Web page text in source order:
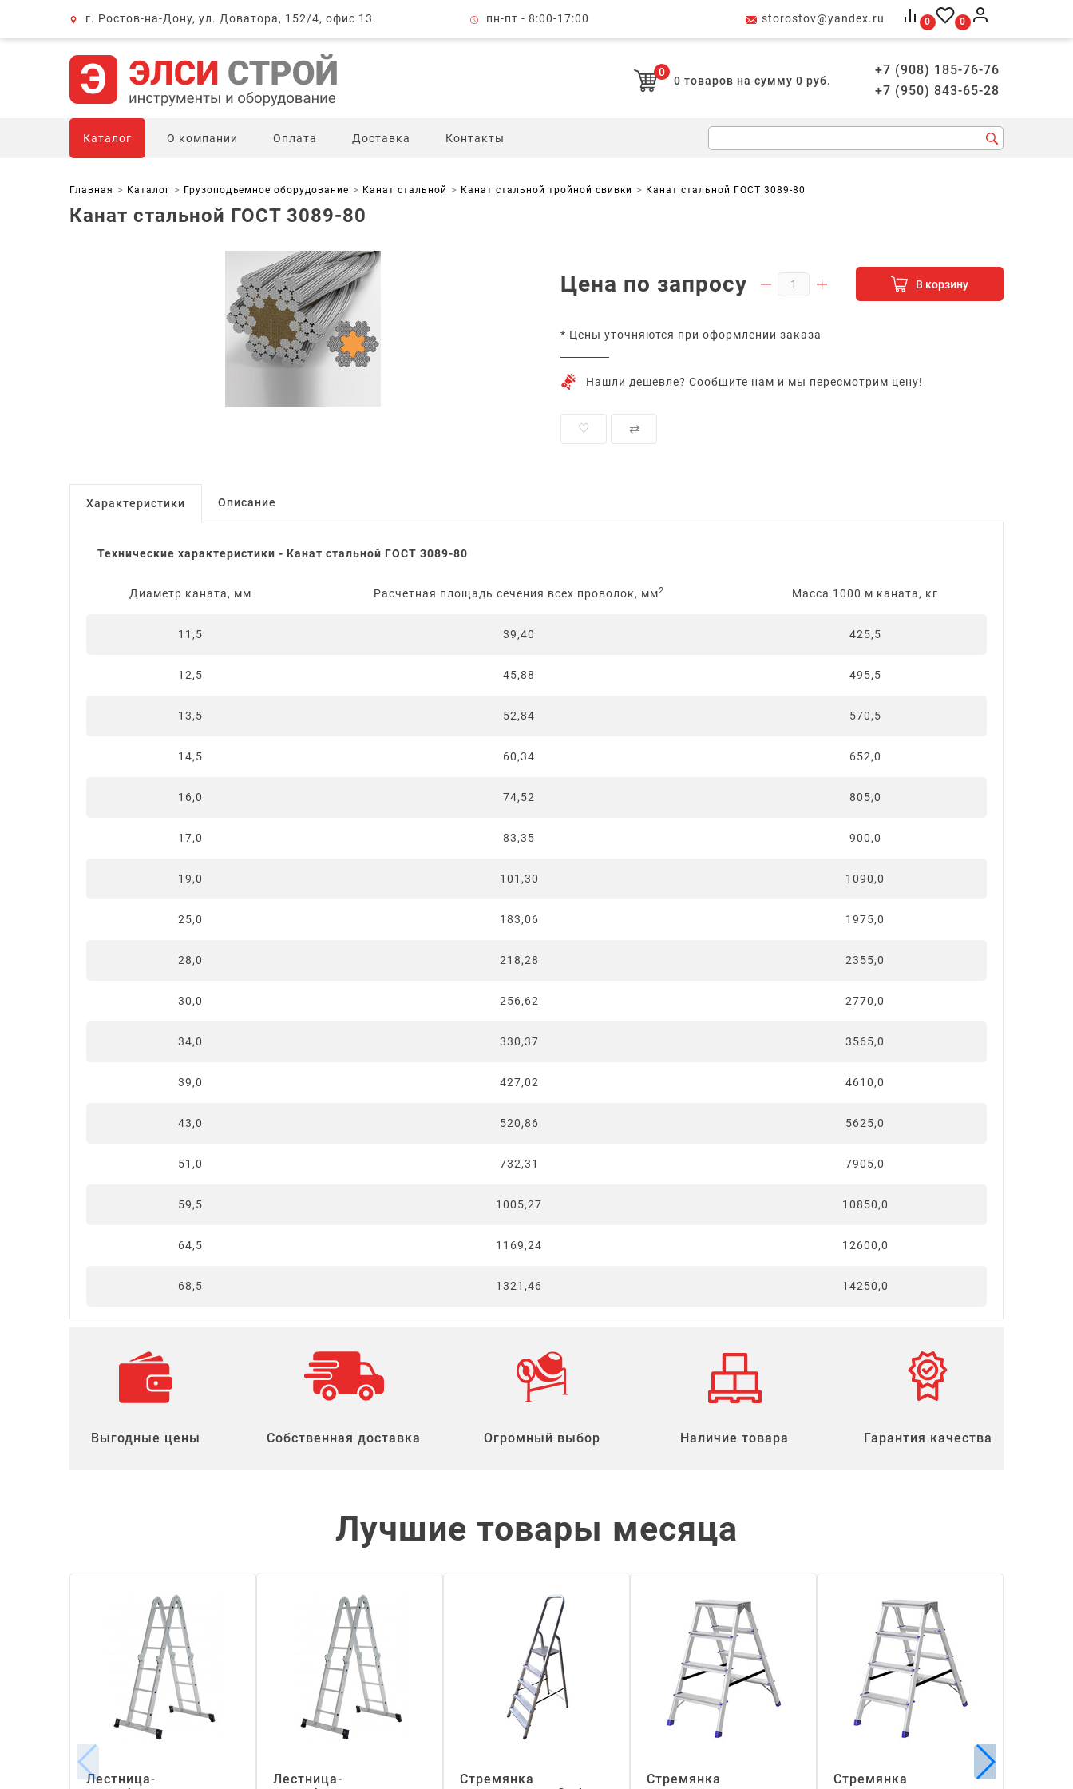
г. Ростов-на-Дону, ул. Доватора, 152/4, офис 13. пн-пт - 8:00-17:00 storostov@yandex.ru 0 0
0
0 товаров на сумму 0 руб.
+7 (908) 185-76-76
+7 (950) 843-65-28
Каталог О компании Оплата Доставка Контакты
Главная Каталог Грузоподъемное оборудование Канат стальной Канат стальной тройной свивки Канат стальной ГОСТ 3089-80
Канат стальной ГОСТ 3089-80
Цена по запросу В корзину
* Цены уточняются при оформлении заказа
Нашли дешевле? Сообщите нам и мы пересмотрим цену!
♡ ⇄
Характеристики Описание
Технические характеристики - Канат стальной ГОСТ 3089-80
Диаметр каната, мм Расчетная площадь сечения всех проволок, мм2 Масса 1000 м каната, кг
11,5 39,40 425,5
12,5 45,88 495,5
13,5 52,84 570,5
14,5 60,34 652,0
16,0 74,52 805,0
17,0 83,35 900,0
19,0 101,30 1090,0
25,0 183,06 1975,0
28,0 218,28 2355,0
30,0 256,62 2770,0
34,0 330,37 3565,0
39,0 427,02 4610,0
43,0 520,86 5625,0
51,0 732,31 7905,0
59,5 1005,27 10850,0
64,5 1169,24 12600,0
68,5 1321,46 14250,0
Выгодные цены Собственная доставка Огромный выбор Наличие товара Гарантия качества
Лучшие товары месяца
Лестница-
Лестница-
Стремянка
Стремянка
Стремянка